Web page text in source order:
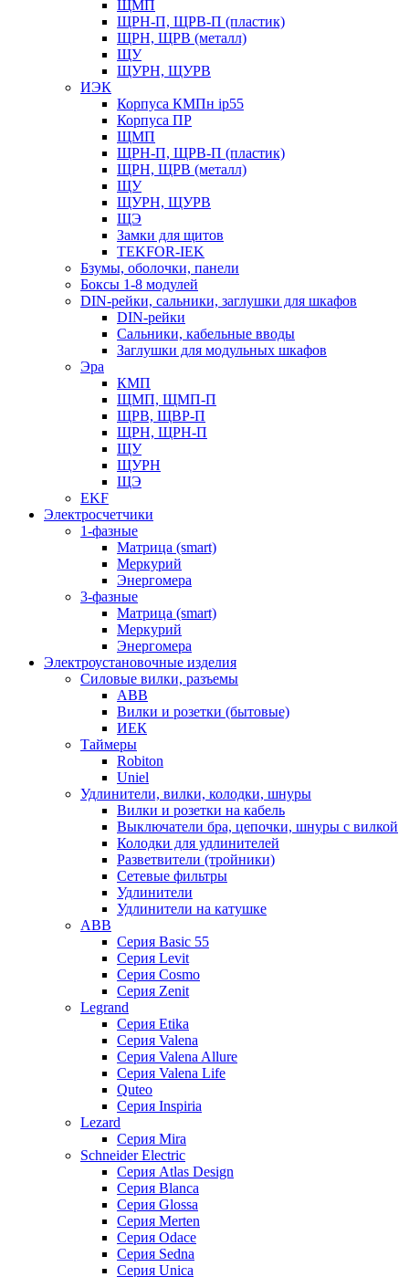
ЩМП
ЩРН-П, ЩРВ-П (пластик)
ЩРН, ЩРВ (металл)
ЩУ
ЩУРН, ЩУРВ
ИЭК
Корпуса КМПн ip55
Корпуса ПР
ЩМП
ЩРН-П, ЩРВ-П (пластик)
ЩРН, ЩРВ (металл)
ЩУ
ЩУРН, ЩУРВ
ЩЭ
Замки для щитов
TEKFOR-IEK
Бзумы, оболочки, панели
Боксы 1-8 модулей
DIN-рейки, сальники, заглушки для шкафов
DIN-рейки
Сальники, кабельные вводы
Заглушки для модульных шкафов
Эра
КМП
ЩМП, ЩМП-П
ЩРВ, ЩВР-П
ЩРН, ЩРН-П
ЩУ
ЩУРН
ЩЭ
EKF
Электросчетчики
1-фазные
Матрица (smart)
Меркурий
Энергомера
3-фазные
Матрица (smart)
Меркурий
Энергомера
Электроустановочные изделия
Силовые вилки, разъемы
ABB
Вилки и розетки (бытовые)
ИЕК
Таймеры
Robiton
Uniel
Удлинители, вилки, колодки, шнуры
Вилки и розетки на кабель
Выключатели бра, цепочки, шнуры с вилкой
Колодки для удлинителей
Разветвители (тройники)
Сетевые фильтры
Удлинители
Удлинители на катушке
ABB
Серия Basic 55
Серия Levit
Серия Cosmo
Серия Zenit
Legrand
Серия Etika
Серия Valena
Серия Valena Allure
Серия Valena Life
Quteo
Серия Inspiria
Lezard
Серия Mira
Schneider Electric
Серия Atlas Design
Серия Blanca
Серия Glossa
Серия Merten
Серия Odace
Серия Sedna
Серия Unica